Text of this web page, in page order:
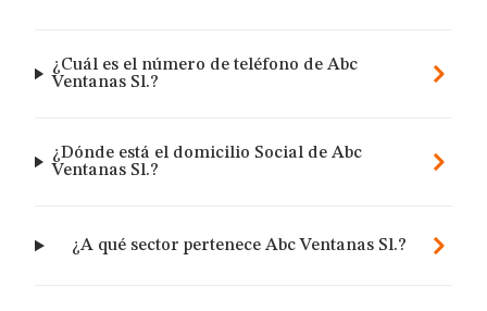
¿Cuál es el número de teléfono de Abc
Ventanas Sl.?
¿Dónde está el domicilio Social de Abc
Ventanas Sl.?
¿A qué sector pertenece Abc Ventanas Sl.?